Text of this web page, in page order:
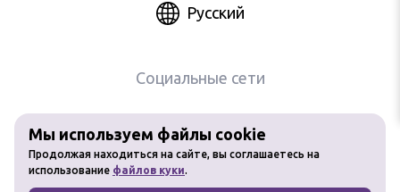
Мы используем файлы cookie
Продолжая находиться на сайте, вы соглашаетесь на
использование файлов куки.
Русский
Социальные сети
Любое использование материалов
сайта без разрешения запрещено